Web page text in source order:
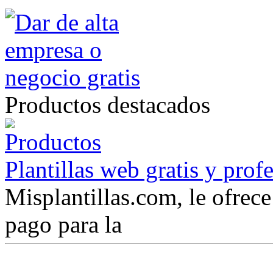
Productos destacados
Plantillas web gratis y
Misplantillas.com, le
pago para la